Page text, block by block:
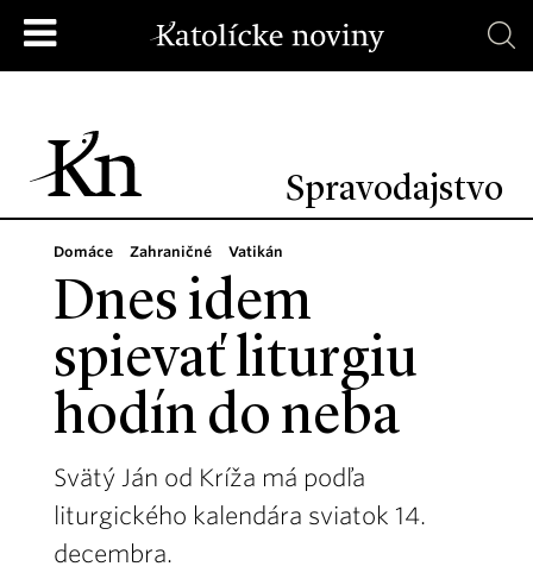
Spravodajstvo
Domáce Zahraničné Vatikán
Dnes idem
spievať liturgiu
hodín do neba
Svätý Ján od Kríža má podľa
liturgického kalendára sviatok 14.
decembra.